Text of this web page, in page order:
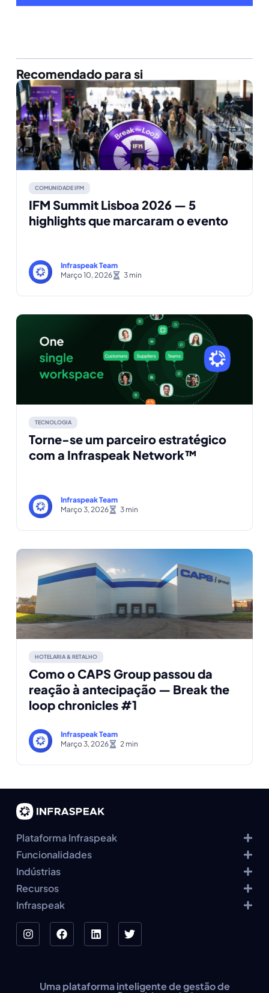
Recomendado para si
COMUNIDADE IFM
IFM Summit Lisboa 2026 — 5
highlights que marcaram o evento
Infraspeak Team
Março 10, 2026
TECNOLOGIA
Torne-se um parceiro estratégico
com a Infraspeak Network™
Infraspeak Team
Março 3, 2026
HOTELARIA & RETALHO
Como o CAPS Group passou da
reação à antecipação — Break the
loop chronicles #1
Infraspeak Team
Março 3, 2026
Plataforma Infraspeak
Funcionalidades
Indústrias
Recursos
Infraspeak
Uma plataforma inteligente de gestão de